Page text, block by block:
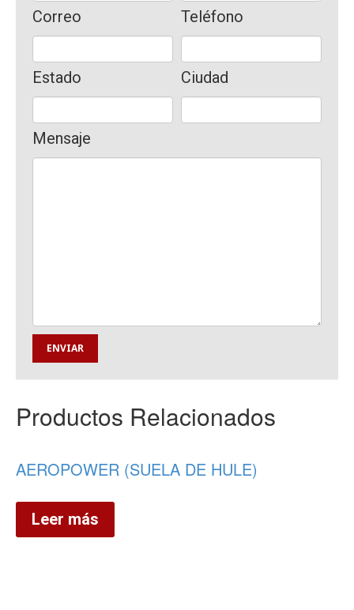
Correo Teléfono
Estado Ciudad
Mensaje
Productos Relacionados
AEROPOWER (SUELA DE HULE)
Leer más